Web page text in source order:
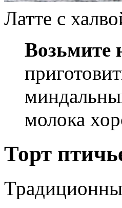
Латте с
Возьмите
молока
Торт